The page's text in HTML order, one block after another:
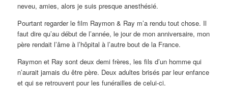
neveu, amies, alors je suis presque anesthésié.
Pourtant regarder le film Raymon & Ray m’a rendu tout chose. Il
faut dire qu’au début de l’année, le jour de mon anniversaire, mon
père rendait l’âme à l’hôpital à l’autre bout de la France.
Raymon et Ray sont deux demi frères, les fils d’un homme qui
n’aurait jamais du être père. Deux adultes brisés par leur enfance
et qui se retrouvent pour les funérailles de celui-ci.